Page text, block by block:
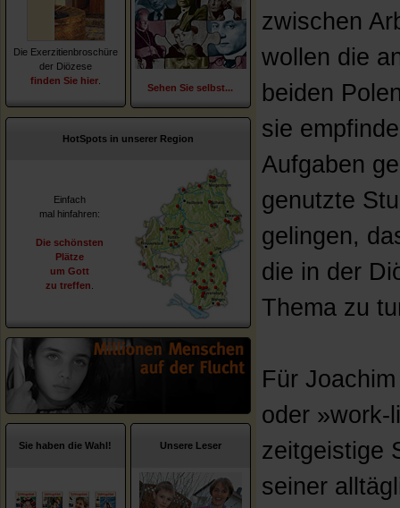
Die Exerzitienbroschüre
der Diözese
finden Sie hier
Sehen Sie selbst...
HotSpots in unserer Region
Einfach
mal hinfahren:
Die schönsten
Plätze
um Gott
zu treffen
Sie haben die Wahl! Unsere Leser
zwischen
wollen die
beiden
sie
Aufgaben
genutzte
gelingen,
die in der
Thema zu
Für
oder »work-
zeitgeistige
seiner